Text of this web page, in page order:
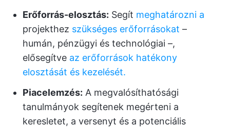
Erőforrás-elosztás: Segít meghatározni a
projekthez szükséges erőforrásokat –
humán, pénzügyi és technológiai –,
elősegítve az erőforrások hatékony
elosztását és kezelését.
Piacelemzés: A megvalósíthatósági
tanulmányok segítenek megérteni a
keresletet, a versenyt és a potenciális